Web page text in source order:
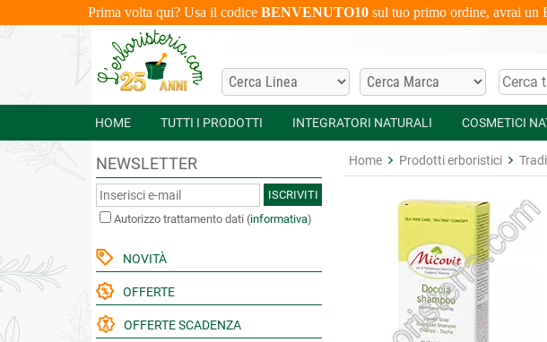
Prima volta qui? Usa il codice BENVENUTO10sul tuo primo ordine, avrai un
HOME TUTTI I PRODOTTI INTEGRATORI NATURALI COSMETICI
NEWSLETTER
ISCRIVITI
Autorizzo trattamento dati (informativa)
NOVITÀ
OFFERTE
OFFERTE SCADENZA
Home Prodotti erboristici